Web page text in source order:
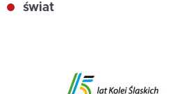
świat